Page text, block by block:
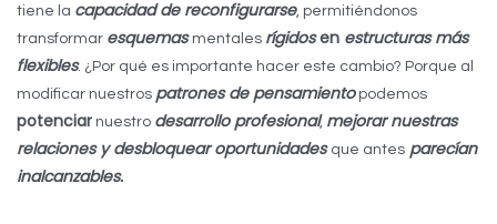
tiene la capacidad de reconfigurarse, permitiéndonos
transformar esquemas mentales rígidosen estructuras más
flexibles. ¿Por qué es importante hacer este cambio? Porque al
modificar nuestros patrones de pensamientopodemos
potenciar nuestro desarrollo profesional, mejorar nuestras
relaciones y desbloquear oportunidades que antes parecían
inalcanzables.